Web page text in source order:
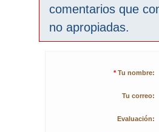
comentarios que
no apropiadas.
* Tu nombre:
Tu correo:
Evaluación: